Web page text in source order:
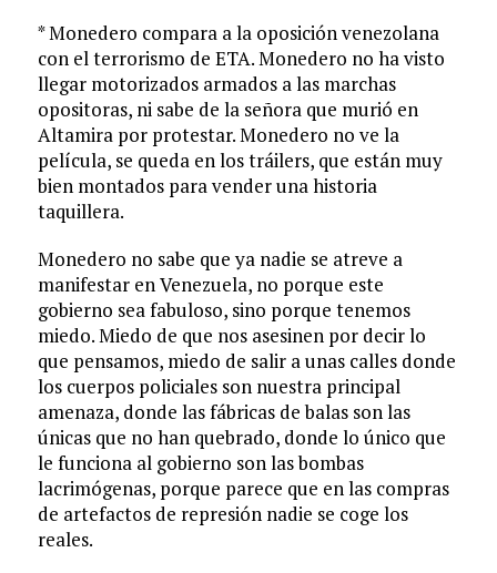
* Monedero compara a la oposición venezolana
con el terrorismo de ETA. Monedero no ha visto
llegar motorizados armados a las marchas
opositoras, ni sabe de la señora que murió en
Altamira por protestar. Monedero no ve la
película, se queda en los tráilers, que están muy
bien montados para vender una historia
taquillera.
Monedero no sabe que ya nadie se atreve a
manifestar en Venezuela, no porque este
gobierno sea fabuloso, sino porque tenemos
miedo. Miedo de que nos asesinen por decir lo
que pensamos, miedo de salir a unas calles donde
los cuerpos policiales son nuestra principal
amenaza, donde las fábricas de balas son las
únicas que no han quebrado, donde lo único que
le funciona al gobierno son las bombas
lacrimógenas, porque parece que en las compras
de artefactos de represión nadie se coge los
reales.